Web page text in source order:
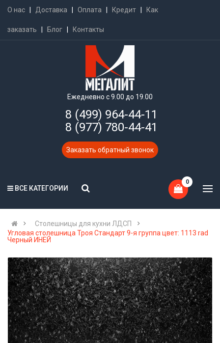
О нас Доставка Оплата Кредит Как
заказать Блог Контакты
Ежедневно с 9.00 до 19.00
8 (499) 964-44-11
8 (977) 780-44-41
Заказать обратный звонок
ВСЕ КАТЕГОРИИ
0
Cтолешницы для кухни ЛДСП
Угловая столешница Троя Стандарт 9-я группа цвет: 1113 rad
Черный ИНЕЙ